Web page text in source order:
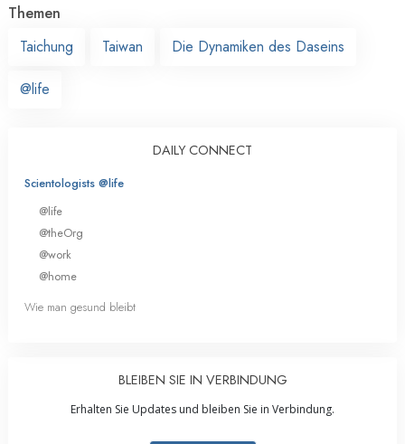
Themen
Taichung
Taiwan Die Dynamiken des Daseins
@life
DAILY CONNECT
Scientologists @life
@life
@theOrg
@work
@home
Wie man gesund bleibt
BLEIBEN SIE IN VERBINDUNG
Erhalten Sie Updates und bleiben Sie in Verbindung.